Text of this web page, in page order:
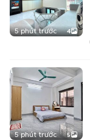
5 phút trước 4
5 phút trước 5